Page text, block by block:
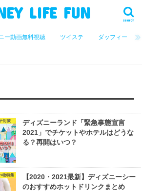
LIFE FUN search
ー動画無料視聴 ツイステ ダッフィー
対策
ディズニーランド「緊急事態宣言
2021」でチケットやホテルはどうな
る？再開はいつ？
物特集
【2020・2021最新】ディズニーシー
のおすすめホットドリンクまとめ